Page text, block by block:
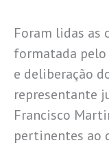
Foram lidas as
formatada
e deliberação
representante
Francisco
pertinentes ao